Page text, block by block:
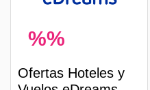
%%
Ofertas Hoteles y